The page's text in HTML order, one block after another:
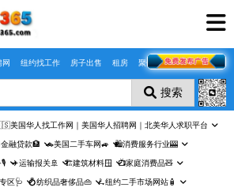
纽约找工作 房子出售 租房 聚合页
搜索
美国华人找工作网｜美国华人招聘网｜北美华人求职平台
融贷款🏦 🚗美国二手车网🚙 🛍️消费服务行业🎰
🎙️ ✈️运输报关🚢 🏗️建筑材料🪟 📺家庭消费品🧸
区🩺 💍纺织品奢侈品👜 🛴纽约二手市场网站🧴